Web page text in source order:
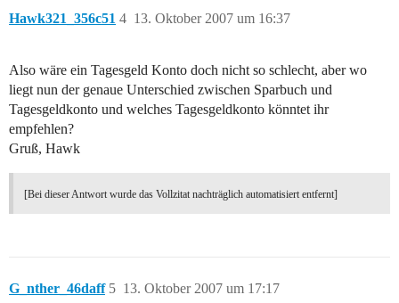
Hawk321_356c51 13. Oktober 2007 um 16:37
4
Also wäre ein Tagesgeld Konto doch nicht so schlecht, aber wo
liegt nun der genaue Unterschied zwischen Sparbuch und
Tagesgeldkonto und welches Tagesgeldkonto könntet ihr
empfehlen?
Gruß, Hawk
[Bei dieser Antwort wurde das Vollzitat nachträglich automatisiert entfernt]
G_nther_46daff 13. Oktober 2007 um 17:17
5